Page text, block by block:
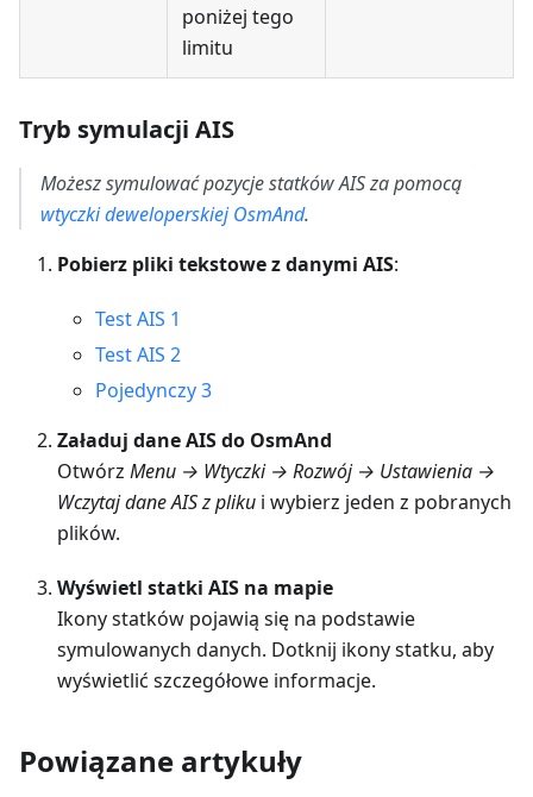
poniżej tego
limitu
Tryb symulacji AIS
Możesz symulować pozycje statków AIS za pomocą
wtyczki deweloperskiej OsmAnd.
Pobierz pliki tekstowe z danymi AIS:
Test AIS 1
Test AIS 2
Pojedynczy 3
Załaduj dane AIS do OsmAnd
Otwórz Menu → Wtyczki → Rozwój → Ustawienia →
Wczytaj dane AIS z pliku i wybierz jeden z pobranych
plików.
Wyświetl statki AIS na mapie
Ikony statków pojawią się na podstawie
symulowanych danych. Dotknij ikony statku, aby
wyświetlić szczegółowe informacje.
Powiązane artykuły